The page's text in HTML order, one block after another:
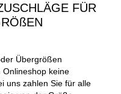
FÜR
Übergrößen
Onlineshop keine
uns zahlen Sie für alle